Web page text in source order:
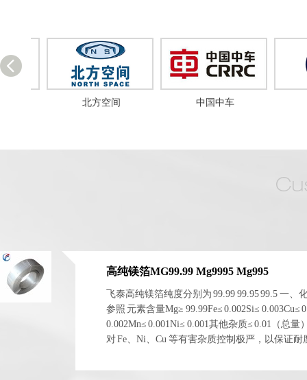
北方空间 中国中车
高纯镁箔MG99.99 Mg9995 Mg995
飞泰高纯镁箔纯度分别为 99.99 99.95 99.5 一、
参照 元素含量Mg≥ 99.99Fe≤ 0.002Si≤ 0.003Cu≤
0.002Mn≤ 0.001Ni≤ 0.001其他杂质≤ 0.01（总量
对 Fe、Ni、Cu 等有害杂质控制极严，以保证耐